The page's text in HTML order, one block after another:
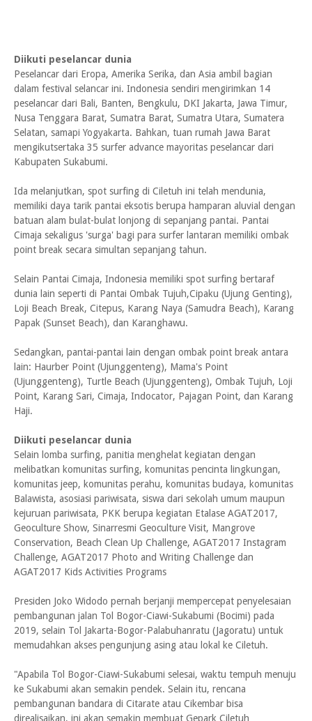
Diikuti peselancar dunia
Peselancar dari Eropa, Amerika Serika, dan Asia ambil bagian
dalam festival selancar ini. Indonesia sendiri mengirimkan 14
peselancar dari Bali, Banten, Bengkulu, DKI Jakarta, Jawa Timur,
Nusa Tenggara Barat, Sumatra Barat, Sumatra Utara, Sumatera
Selatan, samapi Yogyakarta. Bahkan, tuan rumah Jawa Barat
mengikutsertaka 35 surfer advance mayoritas peselancar dari
Kabupaten Sukabumi.
Ida melanjutkan, spot surfing di Ciletuh ini telah mendunia,
memiliki daya tarik pantai eksotis berupa hamparan aluvial dengan
batuan alam bulat-bulat lonjong di sepanjang pantai. Pantai
Cimaja sekaligus 'surga' bagi para surfer lantaran memiliki ombak
point break secara simultan sepanjang tahun.
Selain Pantai Cimaja, Indonesia memiliki spot surfing bertaraf
dunia lain seperti di Pantai Ombak Tujuh,Cipaku (Ujung Genting),
Loji Beach Break, Citepus, Karang Naya (Samudra Beach), Karang
Papak (Sunset Beach), dan Karanghawu.
Sedangkan, pantai-pantai lain dengan ombak point break antara
lain: Haurber Point (Ujunggenteng), Mama's Point
(Ujunggenteng), Turtle Beach (Ujunggenteng), Ombak Tujuh, Loji
Point, Karang Sari, Cimaja, Indocator, Pajagan Point, dan Karang
Haji.
Diikuti peselancar dunia
Selain lomba surfing, panitia menghelat kegiatan dengan
melibatkan komunitas surfing, komunitas pencinta lingkungan,
komunitas jeep, komunitas perahu, komunitas budaya, komunitas
Balawista, asosiasi pariwisata, siswa dari sekolah umum maupun
kejuruan pariwisata, PKK berupa kegiatan Etalase AGAT2017,
Geoculture Show, Sinarresmi Geoculture Visit, Mangrove
Conservation, Beach Clean Up Challenge, AGAT2017 Instagram
Challenge, AGAT2017 Photo and Writing Challenge dan
AGAT2017 Kids Activities Programs
Presiden Joko Widodo pernah berjanji mempercepat penyelesaian
pembangunan jalan Tol Bogor-Ciawi-Sukabumi (Bocimi) pada
2019, selain Tol Jakarta-Bogor-Palabuhanratu (Jagoratu) untuk
memudahkan akses pengunjung asing atau lokal ke Ciletuh.
"Apabila Tol Bogor-Ciawi-Sukabumi selesai, waktu tempuh menuju
ke Sukabumi akan semakin pendek. Selain itu, rencana
pembangunan bandara di Citarate atau Cikembar bisa
direalisaikan, ini akan semakin membuat Gepark Ciletuh